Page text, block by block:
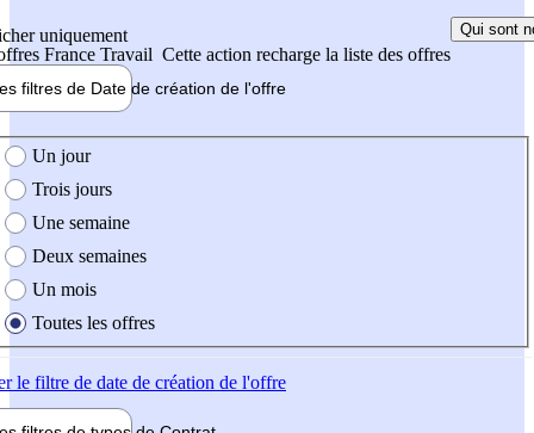
uniquement
France Travail Cette action recharge la liste des offres
Qui sont
filtres de Date de création de l'offre
création de l'offre
Un jour
Trois jours
Une semaine
Deux semaines
Un mois
Toutes les offres
le filtre de date de création de l'offre